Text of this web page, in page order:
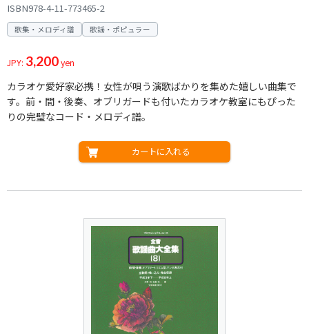
ISBN978-4-11-773465-2
歌集・メロディ譜 歌謡・ポピュラー
JPY: 3,200yen
カラオケ愛好家必携！女性が唄う演歌ばかりを集めた嬉しい曲集で
す。前・間・後奏、オブリガードも付いたカラオケ教室にもぴった
りの完璧なコード・メロディ譜。
カートに入れる